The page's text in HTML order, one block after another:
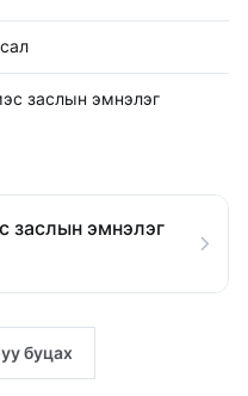
заслын эмнэлэг
заслын эмнэлэг
буцах